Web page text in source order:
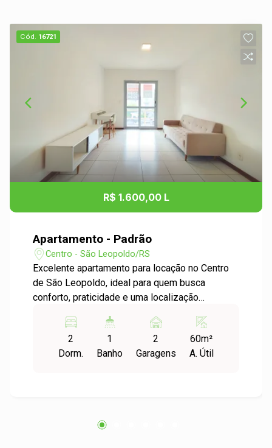
Cód. 16721
R$ 1.600,00 L
Apartamento - Padrão
Centro - São Leopoldo/RS
Excelente apartamento para locação no Centro
de São Leopoldo, ideal para quem busca
conforto, praticidade e uma localização
estar ampla e aconchegante, integrada a uma
sacada com uma bela vista, proporcionando
ótima iluminação natural e um ambiente
grande diferencial deste imóvel são as duas
2
Dorm.
1
Banho
2
Garagens
60m²
A. Útil